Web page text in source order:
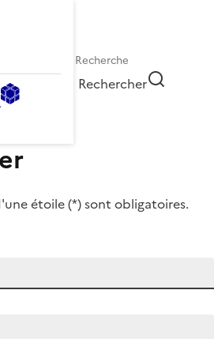
Rechercher
étoile (*) sont obligatoires.